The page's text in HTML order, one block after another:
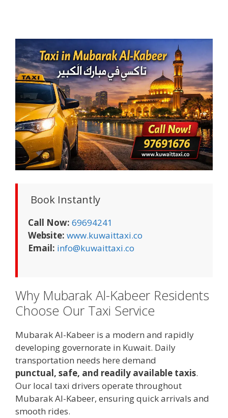
Book Instantly
Call Now: 69694241
Website: www.kuwaittaxi.co
Email: info@kuwaittaxi.co
Why Mubarak Al-Kabeer Residents
Choose Our Taxi Service
Mubarak Al-Kabeer is a modern and rapidly
developing governorate in Kuwait. Daily
transportation needs here demand
punctual, safe, and readily available taxis.
Our local taxi drivers operate throughout
Mubarak Al-Kabeer, ensuring quick arrivals and
smooth rides.